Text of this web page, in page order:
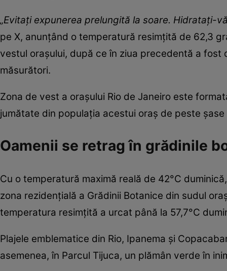
„Evitați expunerea prelungită la soare. Hidratați-
pe X, anunțând o temperatură resimțită de 62,3
vestul orașului, după ce în ziua precedentă a
măsurători.
Zona de vest a orașului Rio de Janeiro este
jumătate din populația acestui oraș de peste
Oamenii se retrag în grădinile
Cu o temperatură maximă reală de 42°C
zona rezidențială a Grădinii Botanice din sudul
temperatura resimțită a urcat până la 57,7°C
Plajele emblematice din Rio, Ipanema și
asemenea, în Parcul Tijuca, un plămân verde în